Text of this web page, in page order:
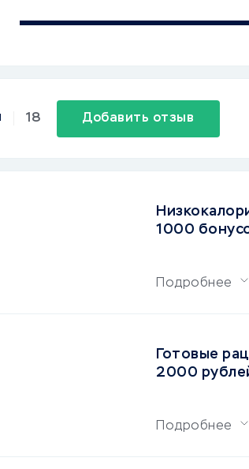
18 Добавить отзыв
1000
Подробнее
Готовые
2000
Подробнее